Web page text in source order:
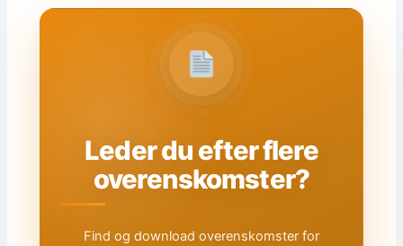
Leder du efter flere
overenskomster?
Find og download overenskomster for